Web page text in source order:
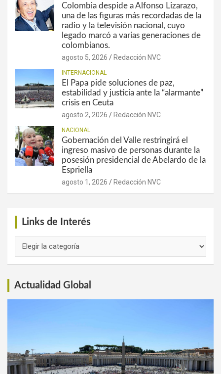
Colombia despide a Alfonso Lizarazo,
una de las figuras más recordadas de la
radio y la televisión nacional, cuyo
legado marcó a varias generaciones de
colombianos.
agosto 5, 2026 Redacción NVC
INTERNACIONAL
El Papa pide soluciones de paz,
estabilidad y justicia ante la “alarmante”
crisis en Ceuta
agosto 2, 2026 Redacción NVC
NACIONAL
Gobernación del Valle restringirá el
ingreso masivo de personas durante la
posesión presidencial de Abelardo de la
Espriella
agosto 1, 2026 Redacción NVC
Links de Interés
Actualidad Global